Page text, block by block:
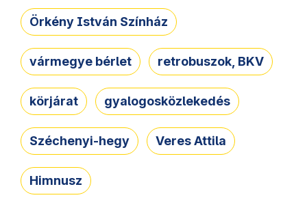
Örkény István Színház
vármegye bérlet retrobuszok, BKV
körjárat gyalogosközlekedés
Széchenyi-hegy Veres Attila
Himnusz